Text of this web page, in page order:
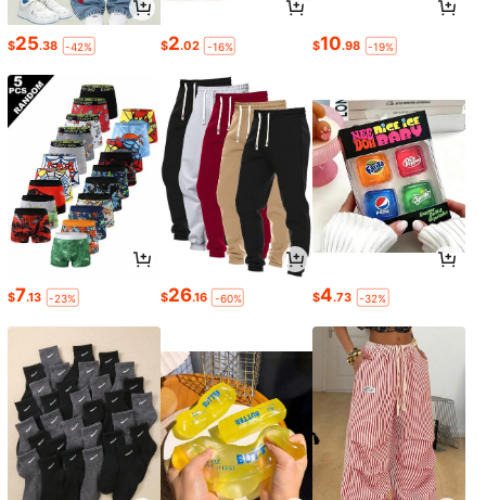
$25.38 -42% $2.02 -16% $10.98 -19%
$7.13 -23% $26.16 -60% $4.73 -32%